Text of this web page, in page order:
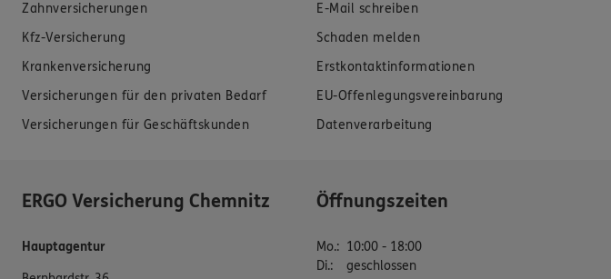
Zahnversicherungen
Kfz-Versicherung
Krankenversicherung
Versicherungen für den privaten Bedarf
Versicherungen für Geschäftskunden
E-Mail schreiben
Schaden melden
Erstkontaktinformationen
EU-Offenlegungsvereinbarung
Datenverarbeitung
ERGO Versicherung Chemnitz
Hauptagentur
Öffnungszeiten
Mo.: 10:00 - 18:00
Di.:
geschlossen